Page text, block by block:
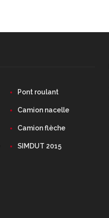
Pont roulant
Camion nacelle
Camion flèche
SIMDUT 2015